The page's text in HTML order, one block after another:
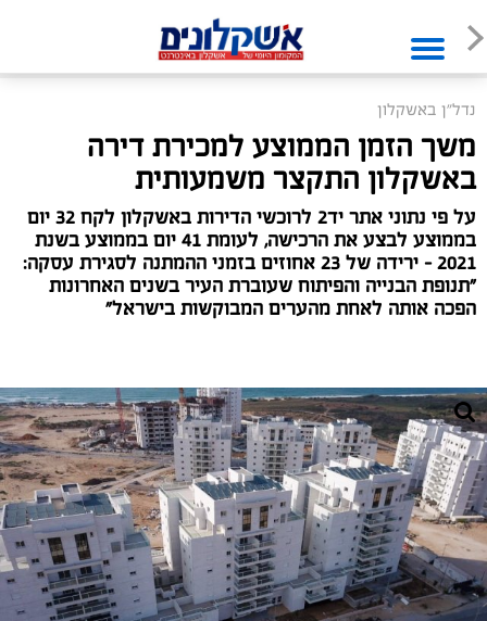
נדל"ן באשקלון
משך הזמן הממוצע למכירת דירה
באשקלון התקצר משמעותית
על פי נתוני אתר יד2 לרוכשי הדירות באשקלון לקח 32 יום
בממוצע לבצע את הרכישה, לעומת 41 יום בממוצע בשנת
2021 – ירידה של 23 אחוזים בזמני ההמתנה לסגירת עסקה:
"תנופת הבנייה והפיתוח שעוברת העיר בשנים האחרונות
הפכה אותה לאחת מהערים המבוקשות בישראל"